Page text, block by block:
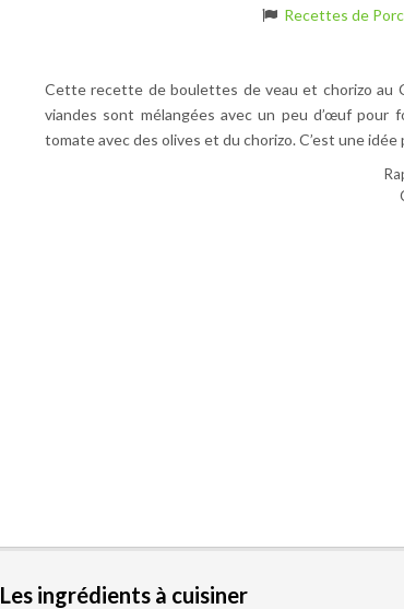
Recettes de
Cette recette de boulettes de veau et chorizo au
viandes sont mélangées avec un peu d’œuf pour
tomate avec des olives et du chorizo. C’est une
Les ingrédients à cuisiner